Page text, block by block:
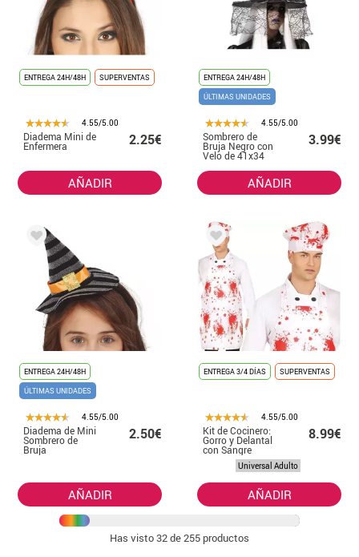
ENTREGA 24H/48H SUPERVENTAS
4.55/5.00
Diadema Mini de
Enfermera 2.25€
AÑADIR
ENTREGA 24H/48H
ÚLTIMAS UNIDADES
4.55/5.00
Sombrero de
Bruja Negro con
Velo de 41x34
3.99€
AÑADIR
ENTREGA 24H/48H
ÚLTIMAS UNIDADES
4.55/5.00
Diadema de Mini
Sombrero de
Bruja
Plata/Negro
2.50€
AÑADIR
ENTREGA 3/4 DÍAS SUPERVENTAS
4.55/5.00
Kit de Cocinero:
Gorro y Delantal
con Sangre
55x70 cm
8.99€
Universal Adulto
AÑADIR
Has visto32de 255 productos